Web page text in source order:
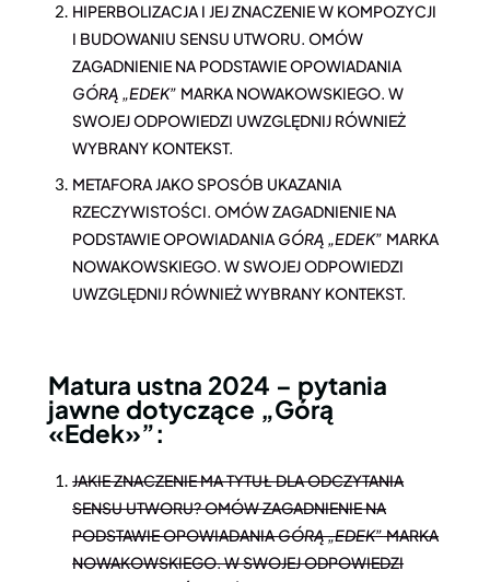
HIPERBOLIZACJA I JEJ ZNACZENIE W KOMPOZYCJI
I BUDOWANIU SENSU UTWORU. OMÓW
ZAGADNIENIE NA PODSTAWIE OPOWIADANIA
GÓRĄ „EDEK” MARKA NOWAKOWSKIEGO. W
SWOJEJ ODPOWIEDZI UWZGLĘDNIJ RÓWNIEŻ
WYBRANY KONTEKST.
METAFORA JAKO SPOSÓB UKAZANIA
RZECZYWISTOŚCI. OMÓW ZAGADNIENIE NA
PODSTAWIE OPOWIADANIA GÓRĄ „EDEK” MARKA
NOWAKOWSKIEGO. W SWOJEJ ODPOWIEDZI
UWZGLĘDNIJ RÓWNIEŻ WYBRANY KONTEKST.
Matura ustna 2024 – pytania
jawne dotyczące „Górą
«Edek»”:
JAKIE ZNACZENIE MA TYTUŁ DLA ODCZYTANIA
SENSU UTWORU? OMÓW ZAGADNIENIE NA
PODSTAWIE OPOWIADANIAGÓRĄ „EDEK”MARKA
NOWAKOWSKIEGO. W SWOJEJ ODPOWIEDZI